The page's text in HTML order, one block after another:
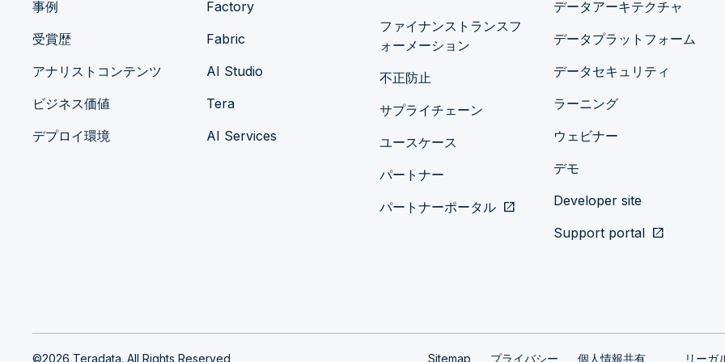
事例
受賞歴
アナリストコンテンツ
ビジネス価値
デプロイ環境
Factory
Fabric
AI Studio
Tera
AI Services
ファイナンストランスフ
ォーメーション
不正防止
サプライチェーン
ユースケース
パートナー
パートナーポータル open_in_new
データアーキテクチャ
データプラットフォーム
データセキュリティ
ラーニング
ウェビナー
デモ
Developer site
Support portal open_in_new
©2026 Teradata. All Rights Reserved Sitemap プライバシー 個人情報共有 リーガ